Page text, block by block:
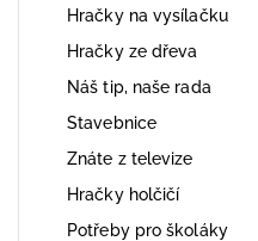
Hračky na vysílačku
Hračky ze dřeva
Náš tip, naše rada
Stavebnice
Znáte z televize
Hračky holčičí
Potřeby pro školáky